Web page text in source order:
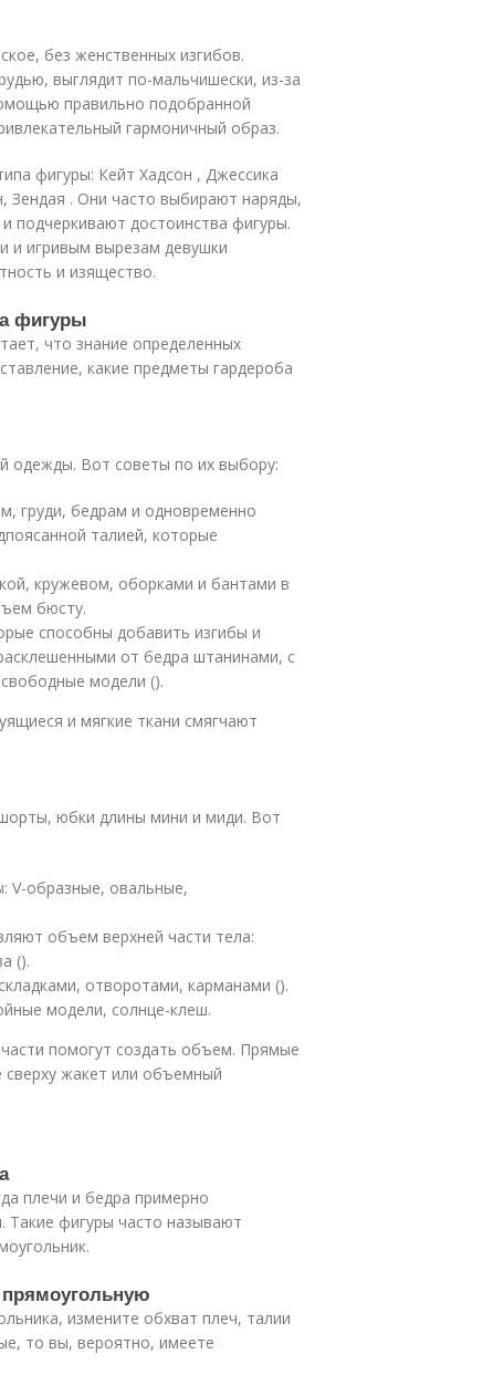
без женственных изгибов.
выглядит по-мальчишески, из-за
правильно подобранной
гармоничный образ.
фигуры: Кейт Хадсон , Джессика
Зендая . Они часто выбирают наряды,
подчеркивают достоинства фигуры.
и игривым вырезам девушки
и изящество.
фигуры
что знание определенных
какие предметы гардероба
одежды. Вот советы по их выбору:
груди, бедрам и одновременно
талией, которые
кружевом, оборками и бантами в
бюсту.
способны добавить изгибы и
от бедра штанинами, с
модели ().
и мягкие ткани смягчают
юбки длины мини и миди. Вот
V-образные, овальные,
объем верхней части тела:
().
отворотами, карманами ().
модели, солнце-клеш.
помогут создать объем. Прямые
жакет или объемный
плечи и бедра примерно
Такие фигуры часто называют
измените обхват плеч, талии
то вы, вероятно, имеете